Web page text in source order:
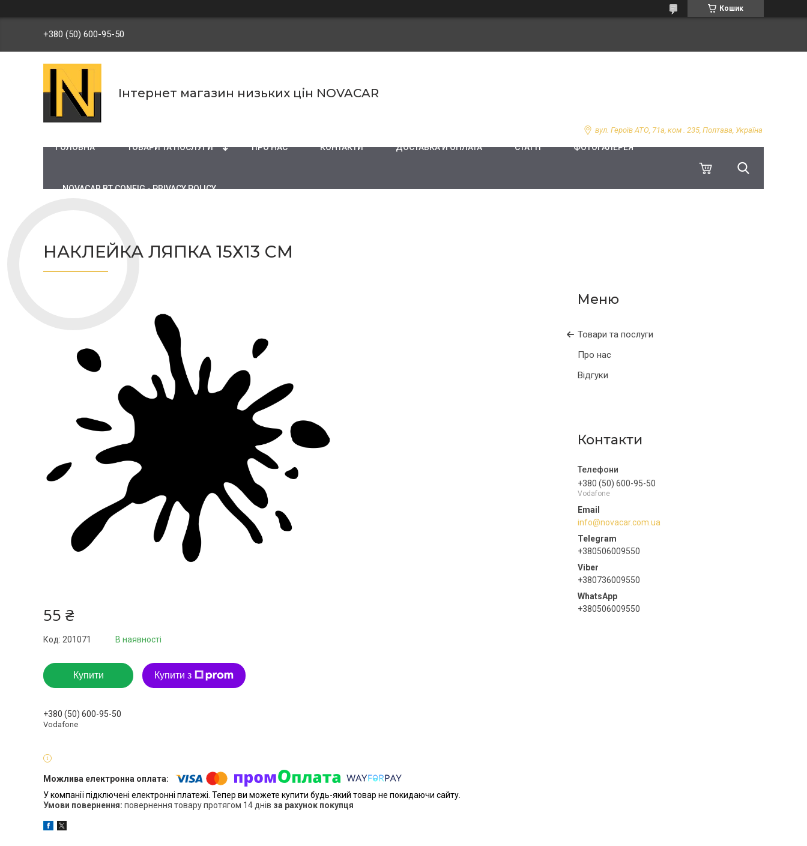
Кошик
+380 (50) 600-95-50
Інтернет магазин низьких цін NOVACAR
вул. Героїв АТО, 71а, ком . 235, Полтава, Україна
ГОЛОВНА ТОВАРИ ТА ПОСЛУГИ ПРО НАС КОНТАКТИ ДОСТАВКА И ОПЛАТА СТАТТІ ФОТОГАЛЕРЕЯ
NOVACAR BT CONFIG - PRIVACY POLICY
НАКЛЕЙКА ЛЯПКА 15Х13 СМ
Товари та послуги
Про нас
Відгуки
Контакти
+380 (50) 600-95-50
Vodafone
info@novacar.com.ua
+380506009550
+380736009550
+380506009550
55 ₴
В наявності
Код: 201071
Купити Купити з
+380 (50) 600-95-50
Vodafone
У компанії підключені електронні платежі. Тепер ви можете купити будь-який товар не покидаючи сайту.
повернення товару протягом 14 днів за рахунок покупця